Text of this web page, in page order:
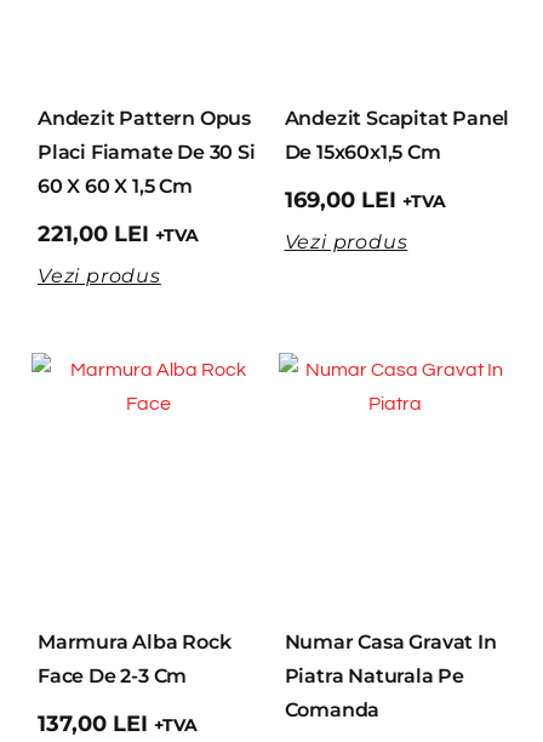
Andezit Pattern Opus
Placi Fiamate De 30 Si
60 X 60 X 1,5 Cm
221,00 LEI +TVA
Vezi produs
Andezit Scapitat Panel
De 15x60x1,5 Cm
169,00 LEI +TVA
Vezi produs
Marmura Alba Rock
Face De 2-3 Cm
137,00 LEI +TVA
Numar Casa Gravat In
Piatra Naturala Pe
Comanda